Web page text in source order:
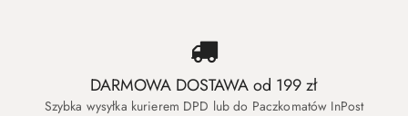
DARMOWA DOSTAWA od 199 zł
Szybka wysyłka kurierem DPD lub do Paczkomatów InPost